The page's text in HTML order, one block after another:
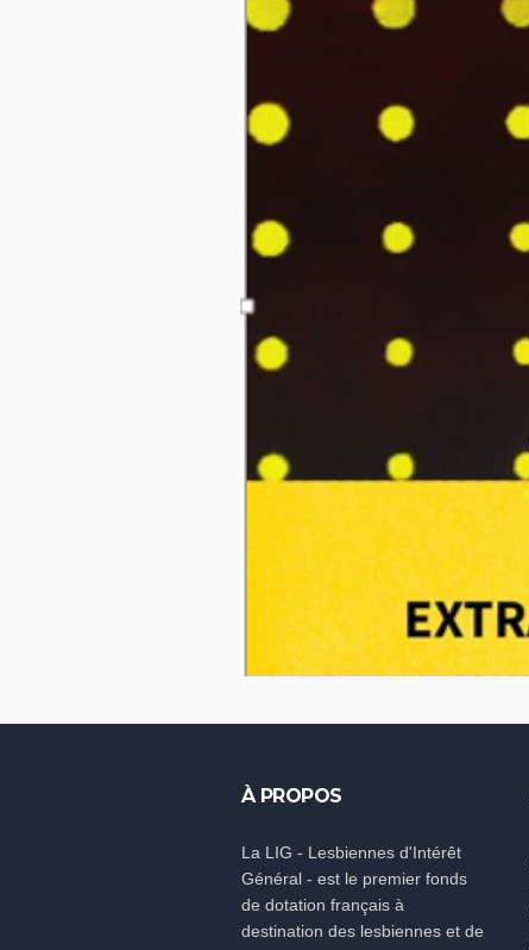
À PROPOS
La LIG - Lesbiennes d'Intérêt
Général - est le premier fonds
de dotation français à
destination des lesbiennes et de